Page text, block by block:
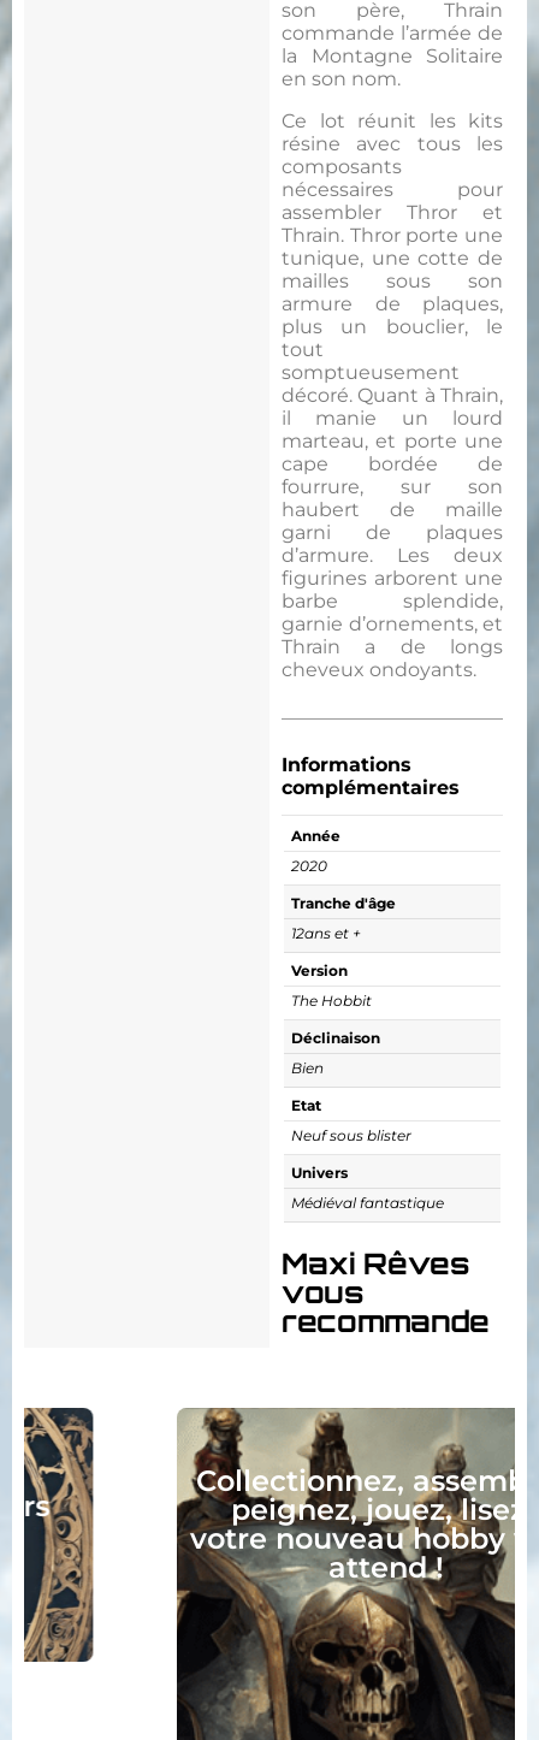
son père, Thrain
commande l’armée de
la Montagne Solitaire
en son nom.
Ce lot réunit les kits
résine avec tous les
composants
nécessaires pour
assembler Thror et
Thrain. Thror porte une
tunique, une cotte de
mailles sous son
armure de plaques,
plus un bouclier, le
tout
somptueusement
décoré. Quant à Thrain,
il manie un lourd
marteau, et porte une
cape bordée de
fourrure, sur son
haubert de maille
garni de plaques
d’armure. Les deux
figurines arborent une
barbe splendide,
garnie d’ornements, et
Thrain a de longs
cheveux ondoyants.
Informations
complémentaires
Année
2020
Tranche d'âge
12ans et +
Version
The Hobbit
Déclinaison
Bien
Etat
Neuf sous blister
Univers
Médiéval fantastique
Maxi Rêves
vous
recommande
Collectionnez, assemblez,
peignez, jouez, lisez :
votre nouveau hobby vous
attend !